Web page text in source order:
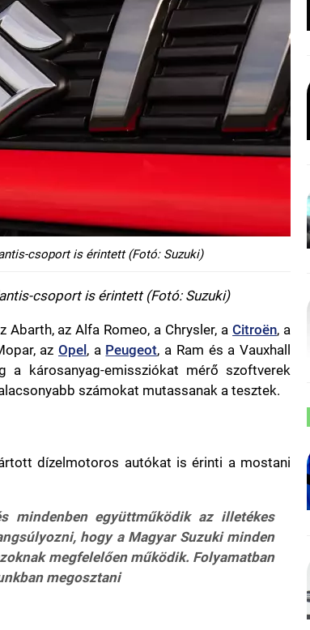
csoport is érintett (Fotó: Suzuki)
csoport is érintett (Fotó: Suzuki)
az Alfa Romeo, a Chrysler, aCitroën, a
azOpel , a Peugeot, a Ram és a Vauxhall
károsanyag-emissziókat mérő szoftverek
számokat mutassanak a tesztek.
dízelmotoros autókat is érinti a mostani
mindenben együttműködik az illetékes
hogy a Magyar Suzuki minden
megfelelően működik. Folyamatban
megosztani